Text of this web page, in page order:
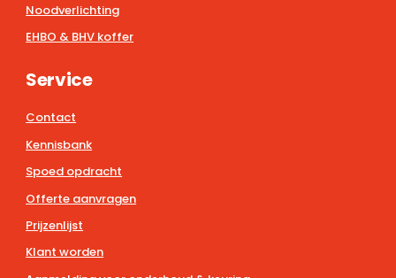
Noodverlichting
EHBO & BHV koffer
Service
Contact
Kennisbank
Spoed opdracht
Offerte aanvragen
Prijzenlijst
Klant worden